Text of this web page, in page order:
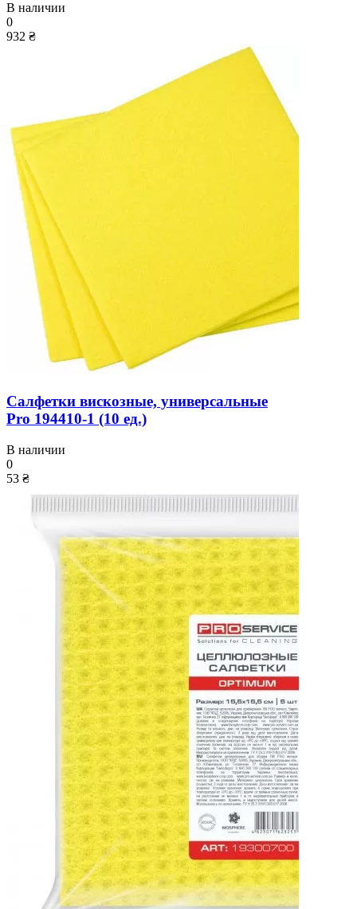
В наличии
0
932 ₴
Салфетки вискозные, универсальные
Pro 194410-1 (10 ед.)
В наличии
0
53 ₴